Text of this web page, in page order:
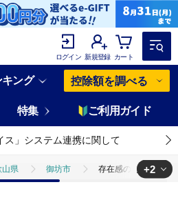
ログイン 新規登録 カート
キング 控除額を調べる
特集 ご利用ガイド
ス」システム連携に関して
山県 御坊市 存在感のある色と柄
+2